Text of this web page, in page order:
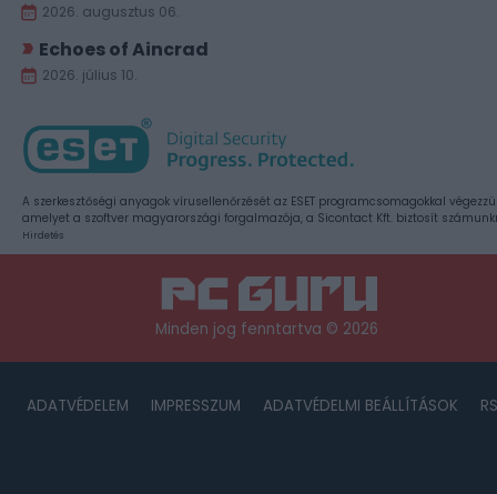
2026. augusztus 06.
Echoes of Aincrad
2026. július 10.
A szerkesztőségi anyagok vírusellenőrzését az ESET programcsomagokkal
amelyet a szoftver magyarországi forgalmazója, a Sicontact Kft. biztosít
Hirdetés
Minden jog fenntartva © 2026
ADATVÉDELEM IMPRESSZUM ADATVÉDELMI BEÁLLÍTÁSOK